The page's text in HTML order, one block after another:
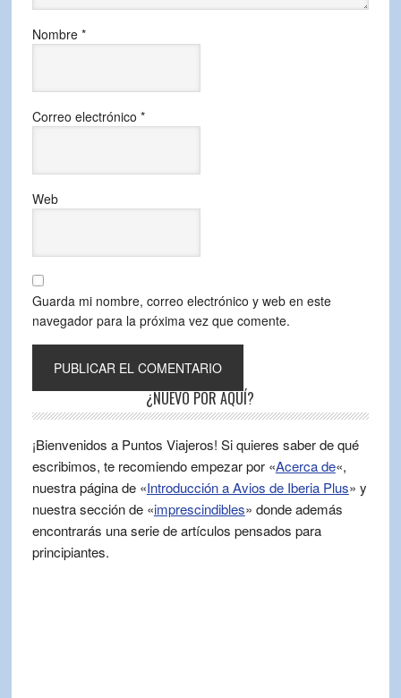
Nombre *
Correo electrónico *
Web
Guarda mi nombre, correo electrónico y web en este
navegador para la próxima vez que comente.
¿NUEVO POR AQUÍ?
¡Bienvenidos a Puntos Viajeros! Si quieres saber de qué
escribimos, te recomiendo empezar por «Acerca de«,
nuestra página de «Introducción a Avios de Iberia Plus» y
nuestra sección de «imprescindibles» donde además
encontrarás una serie de artículos pensados para
principiantes.